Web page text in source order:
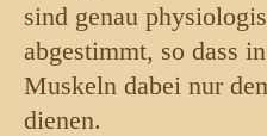
sind genau
abgestimmt, so dass
Muskeln dabei nur
dienen.